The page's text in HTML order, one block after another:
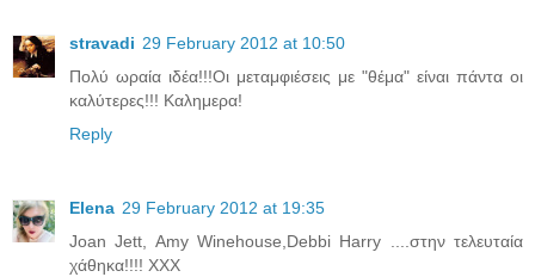
stravadi 29 February 2012 at 10:50
Πολύ ωραία ιδέα!!!Οι μεταμφιέσεις με "θέμα" είναι πάντα οι
καλύτερες!!! Καλημερα!
Reply
Elena 29 February 2012 at 19:35
Joan Jett, Amy Winehouse,Debbi Harry ....στην τελευταία
χάθηκα!!!! ΧΧΧ